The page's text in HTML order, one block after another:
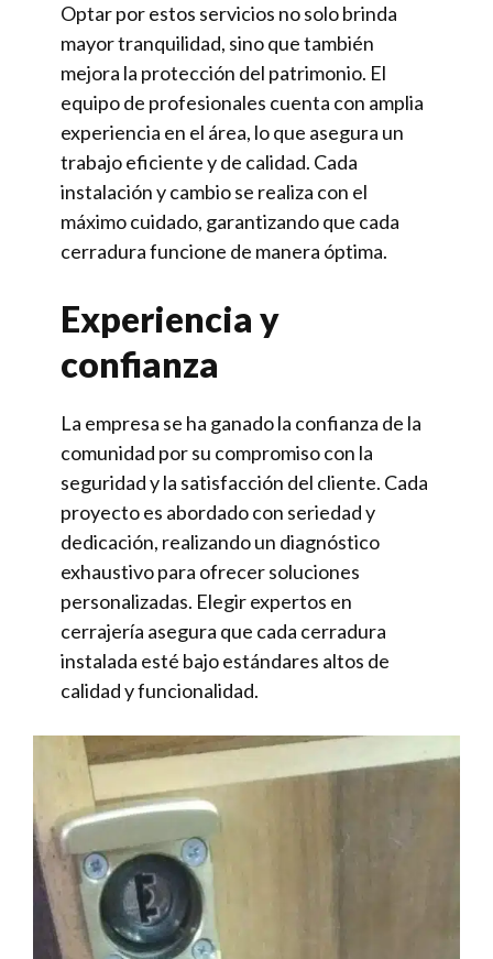
Optar por estos servicios no solo brinda
mayor tranquilidad, sino que también
mejora la protección del patrimonio. El
equipo de profesionales cuenta con amplia
experiencia en el área, lo que asegura un
trabajo eficiente y de calidad. Cada
instalación y cambio se realiza con el
máximo cuidado, garantizando que cada
cerradura funcione de manera óptima.
Experiencia y
confianza
La empresa se ha ganado la confianza de la
comunidad por su compromiso con la
seguridad y la satisfacción del cliente. Cada
proyecto es abordado con seriedad y
dedicación, realizando un diagnóstico
exhaustivo para ofrecer soluciones
personalizadas. Elegir expertos en
cerrajería asegura que cada cerradura
instalada esté bajo estándares altos de
calidad y funcionalidad.